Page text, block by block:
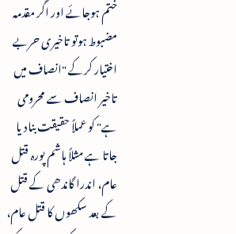
ختم ہوجائے اور اگر مقدمہ
مضبوط ہوتو تاخیری حربے
اختیار کرکے "انصاف میں
تاخیر انصاف سے محرومی
ہے" کو عملاً حقیقت بنادیا
جاتا ہے مثلاً ہاشم پورہ قتل
عام، اندرا گاندھی کے قتل
کے بعد سکھوں کا قتل عام،